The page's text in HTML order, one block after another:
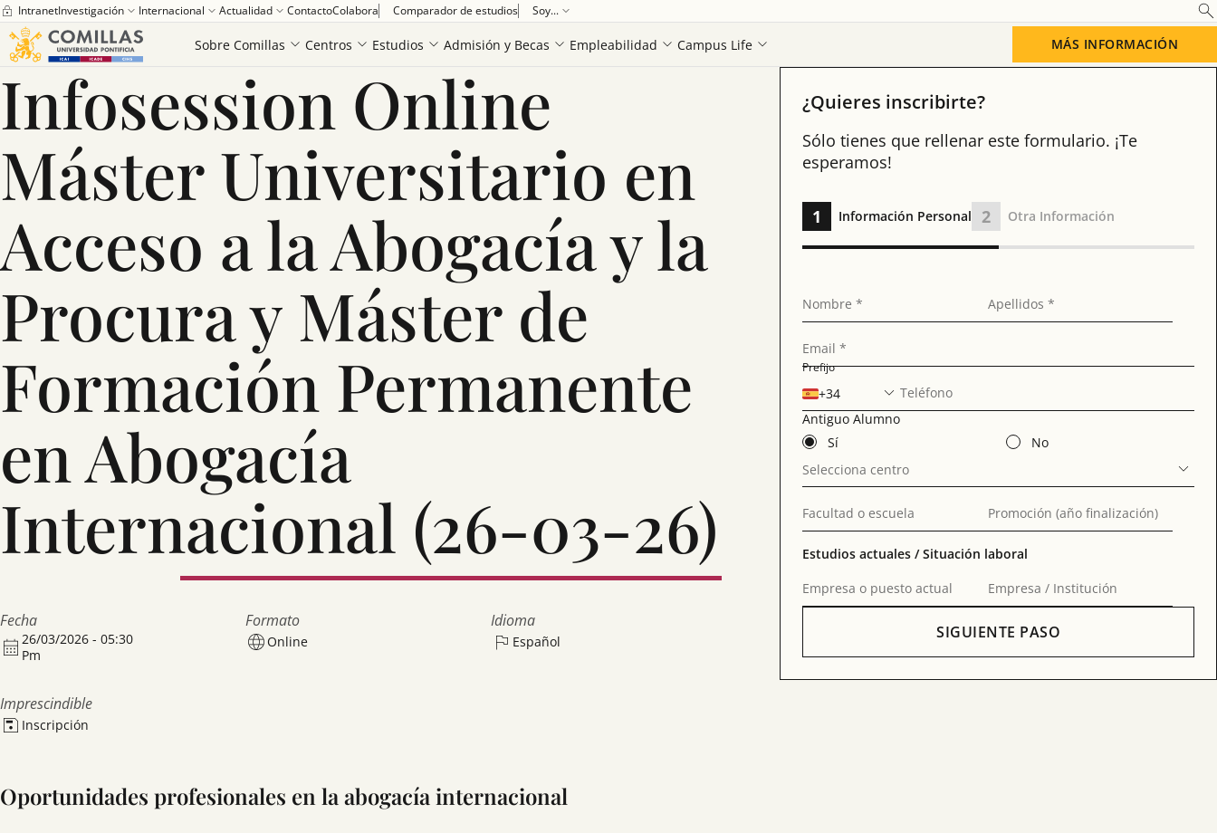
IntranetInvestigación Internacional Actualidad ContactoColabora Comparador de estudios Soy...
Sobre Comillas Centros Estudios Admisión y Becas Empleabilidad Campus Life MÁS INFORMACIÓN
... Infosession Online Máster Universitario en Acceso a la Abogacía y la Procura y Máster de Formación Permanente en Abogacía Internacional (26-03-26)
Infosession Online
Máster Universitario en
Acceso a la Abogacía y la
Procura y Máster de
Formación Permanente
en Abogacía
Internacional (26-03-26)
Fecha
26/03/2026 - 05:30
Pm
Formato
Online
Idioma
Español
Imprescindible
Inscripción
Oportunidades profesionales en la abogacía internacional
¿Quieres inscribirte?
Sólo tienes que rellenar este formulario. ¡Te
esperamos!
1 Información Personal 2 Otra Información
Nombre * Apellidos *
Email *
+34
Prefijo
Teléfono
Antiguo Alumno
Sí
No
Selecciona centro
Facultad o escuela Promoción (año finalización)
Estudios actuales / Situación laboral
Empresa o puesto actual
Empresa / Institución
SIGUIENTE PASO